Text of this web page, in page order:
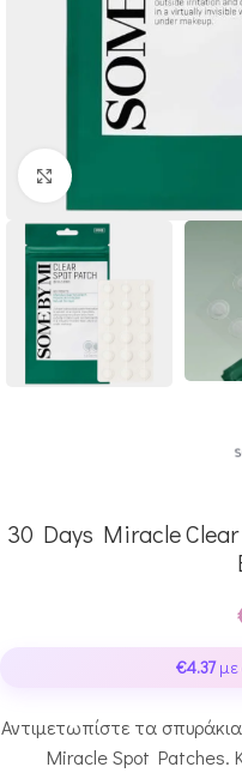
Click to enlarge
30 Days Miracle
€4.37με
Αντιμετωπίστε τα
Miracle Spot Patches.